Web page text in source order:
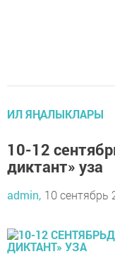
ИЛ ЯҢАЛЫКЛАРЫ
10-12
диктант» уза
admin, 10 сентябрь